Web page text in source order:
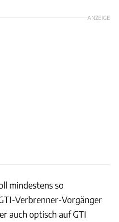
ANZEIGE
mindestens so
Verbrenner-Vorgänger
auch optisch auf GTI